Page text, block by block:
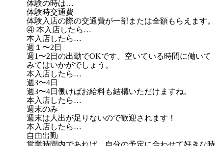
体験の時は…
体験時交通費
体験入店の際の交通費が一部または全額もらえます。
④ 本入店したら…
本入店したら…
週１〜2日
週1〜2日の出勤でOKです。空いている時間に働いて
みてはいかがでしょう。
本入店したら…
週3〜4日
週3〜4日働けばお給料も結構いただけますね。
本入店したら…
週末のみ
週末は人出が足りないので歓迎されます！
本入店したら…
自由出勤
営業時間内であれば、自分の予定に合わせて好きな時